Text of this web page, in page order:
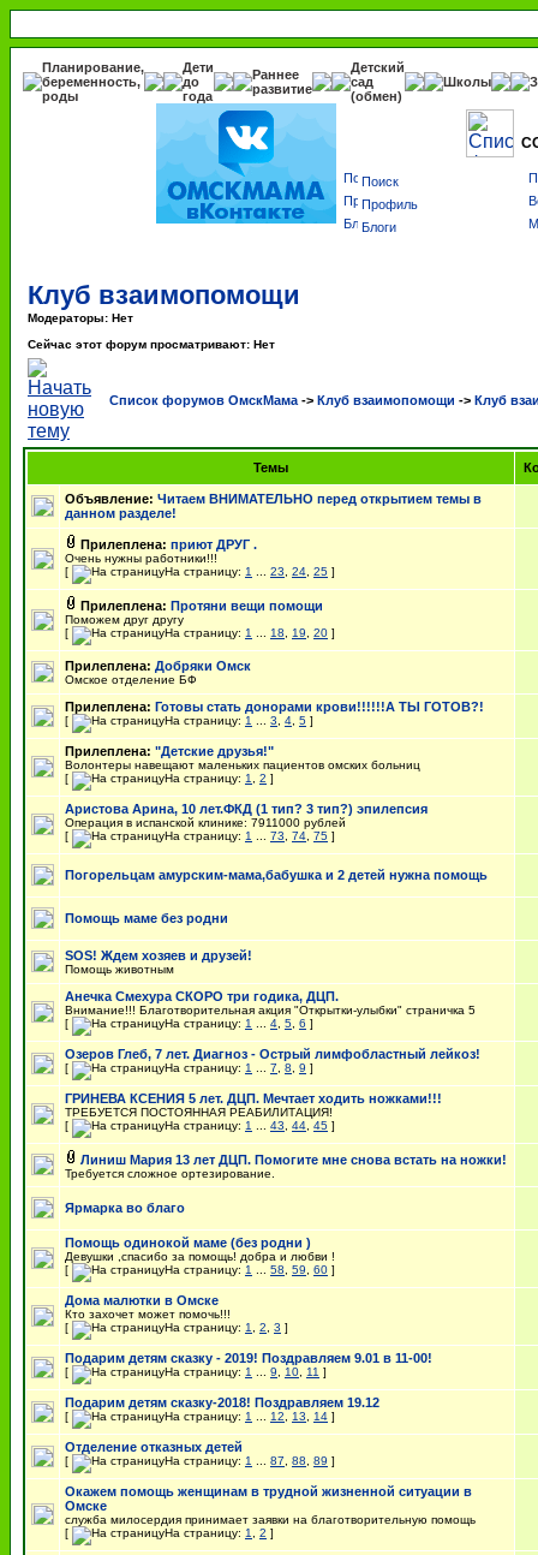
Планирование,
беременность,
роды
Дети
до
года
Раннее
развитие
Детский
сад
(обмен)
Школы
Поиск
Профиль
Блоги
Клуб взаимопомощи
Модераторы: Нет
Сейчас этот форум просматривают: Нет
Список форумов ОмскМама -> Клуб взаимопомощи -> Клуб
Темы
Объявление: Читаем ВНИМАТЕЛЬНО перед открытием темы в
данном разделе!
Прилеплена: приют ДРУГ .
Очень нужны работники!!!
[
На страницу: 1 23 24 25 ]
Прилеплена: Протяни вещи помощи
Поможем друг другу
[
На страницу: 1 18 19 20 ]
Прилеплена: Добряки Омск
Омское отделение БФ
Прилеплена: Готовы стать донорами крови!!!!!!А ТЫ ГОТОВ?!
[ На страницу: 1 3 4 5 ]
Прилеплена: "Детские друзья!"
Волонтеры навещают маленьких пациентов омских больниц
[
На страницу: 1 2 ]
Аристова Арина, 10 лет.ФКД (1 тип? 3 тип?) эпилепсия
Операция в испанской клинике: 7911000 рублей
[
На страницу: 1 73 74 75 ]
Погорельцам амурским-мама,бабушка и 2 детей нужна помощь
Помощь маме без родни
SOS! Ждем хозяев и друзей!
Помощь животным
Анечка Смехура СКОРО три годика, ДЦП.
Внимание!!! Благотворительная акция "Открытки-улыбки" страничка 5
[
На страницу: 1 4 5 6 ]
Озеров Глеб, 7 лет. Диагноз - Острый лимфобластный лейкоз!
[ На страницу: 1 7 8 9 ]
ГРИНЕВА КСЕНИЯ 5 лет. ДЦП. Мечтает ходить ножками!!!
ТРЕБУЕТСЯ ПОСТОЯННАЯ РЕАБИЛИТАЦИЯ!
[
На страницу: 1 43 44 45 ]
Линиш Мария 13 лет ДЦП. Помогите мне снова встать на ножки!
Требуется сложное ортезирование.
Ярмарка во благо
Помощь одинокой маме (без родни )
Девушки ,спасибо за помощь! добра и любви !
[
На страницу: 1 58 59 60 ]
Дома малютки в Омске
Кто захочет может помочь!!!
[
На страницу: 1 2 3 ]
Подарим детям сказку - 2019! Поздравляем 9.01 в 11-00!
[ На страницу: 1 9 10 11 ]
Подарим детям сказку-2018! Поздравляем 19.12
[ На страницу: 1 12 13 14 ]
Отделение отказных детей
[ На страницу: 1 87 88 89 ]
Окажем помощь женщинам в трудной жизненной ситуации в
Омске
служба милосердия принимает заявки на благотворительную помощь
[
На страницу: 1 2 ]